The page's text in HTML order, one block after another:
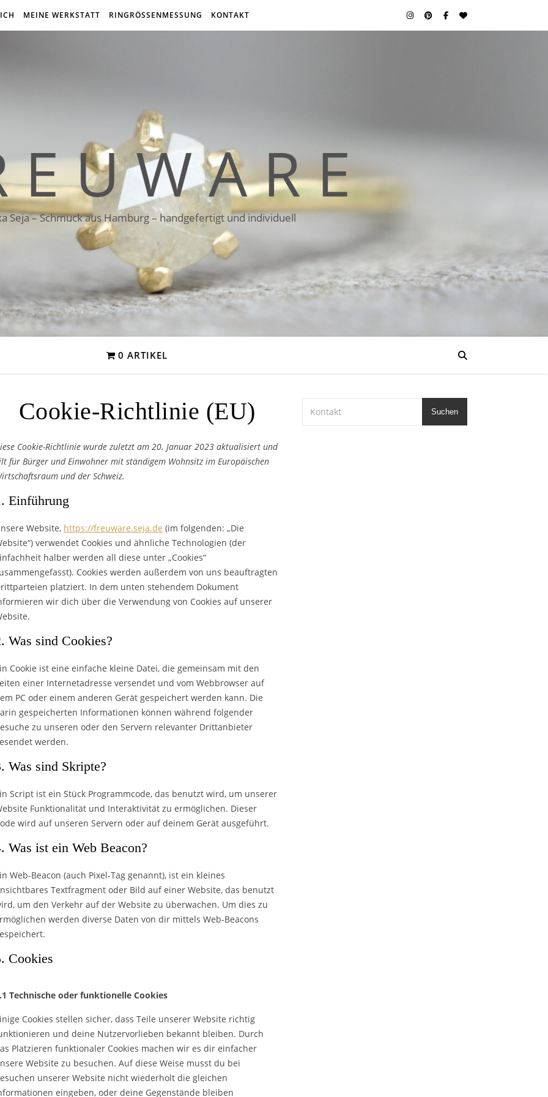
MEINE WERKSTATT RINGRÖSSENMESSUNG KONTAKT
E U W A R E
Seja – Schmuck aus Hamburg – handgefertigt und individuell
0 ARTIKEL
Cookie-Richtlinie (EU)
Cookie-Richtlinie wurde zuletzt am 20. Januar 2023 aktualisiert und
für Bürger und Einwohner mit ständigem Wohnsitz im Europäischen
und der Schweiz.
Einführung
Website, https://freuware.seja.de (im folgenden: „Die
verwendet Cookies und ähnliche Technologien (der
halber werden all diese unter „Cookies“
Cookies werden außerdem von uns beauftragten
platziert. In dem unten stehendem Dokument
wir dich über die Verwendung von Cookies auf unserer
Was sind Cookies?
Cookie ist eine einfache kleine Datei, die gemeinsam mit den
einer Internetadresse versendet und vom Webbrowser auf
PC oder einem anderen Gerät gespeichert werden kann. Die
gespeicherten Informationen können während folgender
zu unseren oder den Servern relevanter Drittanbieter
werden.
Was sind Skripte?
Script ist ein Stück Programmcode, das benutzt wird, um unserer
Funktionalität und Interaktivität zu ermöglichen. Dieser
wird auf unseren Servern oder auf deinem Gerät ausgeführt.
Was ist ein Web Beacon?
Web-Beacon (auch Pixel-Tag genannt), ist ein kleines
Textfragment oder Bild auf einer Website, das benutzt
um den Verkehr auf der Website zu überwachen. Um dies zu
werden diverse Daten von dir mittels Web-Beacons
Cookies
Technische oder funktionelle Cookies
Cookies stellen sicher, dass Teile unserer Website richtig
und deine Nutzervorlieben bekannt bleiben. Durch
Platzieren funktionaler Cookies machen wir es dir einfacher
Website zu besuchen. Auf diese Weise musst du bei
unserer Website nicht wiederholt die gleichen
eingeben, oder deine Gegenstände bleiben
Suchen